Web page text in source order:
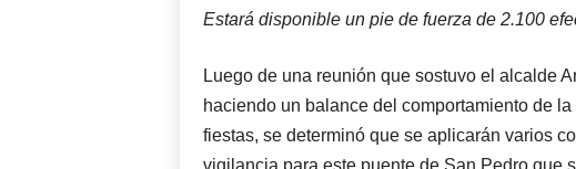
Estará disponible un pie de fuerza de 2.100
Luego de una reunión que sostuvo el alcalde
haciendo un balance del comportamiento de
fiestas, se determinó que se aplicarán varios
vigilancia para este puente de San Pedro que